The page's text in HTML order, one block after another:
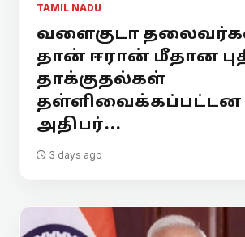
TAMIL NADU
வளைகுடா
தான் ஈரான் மீதான
தாக்குதல்கள்
தள்ளிவைக்கப்பட்டன
அதிபர்...
3 days ago